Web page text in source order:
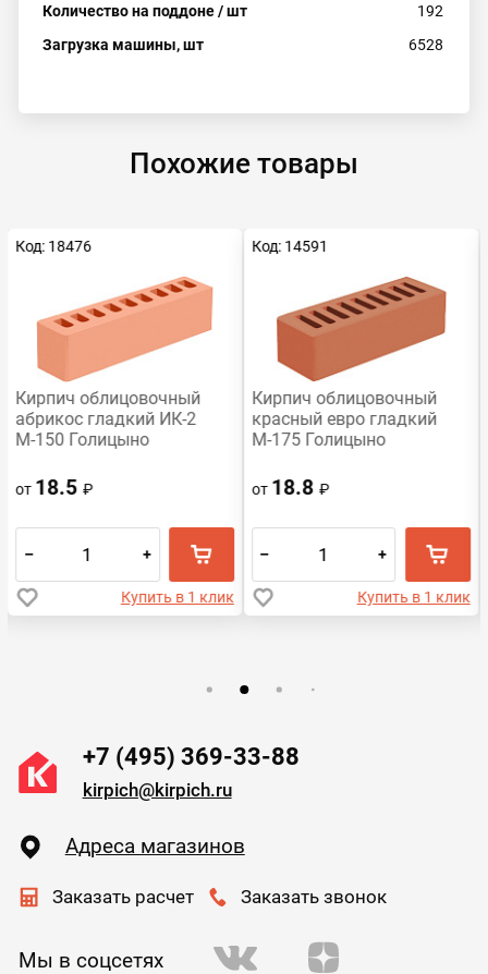
Количество на поддоне / шт
192
Загрузка машины, шт
6528
Похожие товары
Код: 18476
Кирпич облицовочный
абрикос гладкий ИК-2
М-150 Голицыно
от 18.5₽
– +
Купить в 1 клик
Код: 14591
Кирпич облицовочный
красный евро гладкий
М-175 Голицыно
от 18.8₽
– +
Купить в 1 клик
+7 (495) 369-33-88
kirpich@kirpich.ru
Адреса магазинов
Заказать расчет Заказать звонок
Мы в соцсетях